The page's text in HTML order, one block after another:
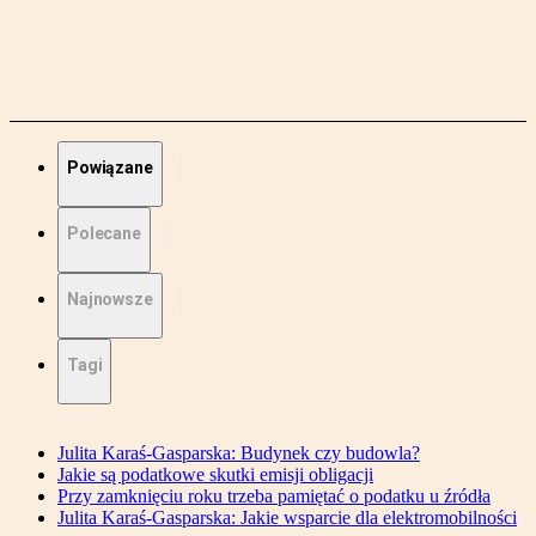
Powiązane
Polecane
Najnowsze
Tagi
Julita Karaś-Gasparska: Budynek czy budowla?
Jakie są podatkowe skutki emisji obligacji
Przy zamknięciu roku trzeba pamiętać o podatku u źródła
Julita Karaś-Gasparska: Jakie wsparcie dla elektromobilności